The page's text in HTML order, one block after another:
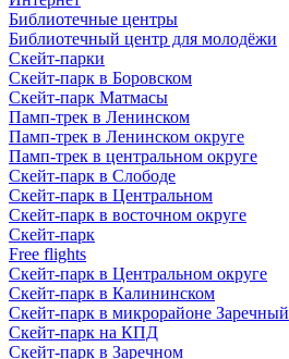
Библиотечные центры
Библиотечный центр для молодёжи
Скейт-парки
Скейт-парк в Боровском
Скейт-парк Матмасы
Памп-трек в Ленинском
Памп-трек в Ленинском округе
Памп-трек в центральном округе
Скейт-парк в Слободе
Скейт-парк в Центральном
Скейт-парк в восточном округе
Скейт-парк
Free flights
Скейт-парк в Центральном округе
Скейт-парк в Калининском
Скейт-парк в микрорайоне Заречный
Скейт-парк на КПД
Скейт-парк в Заречном